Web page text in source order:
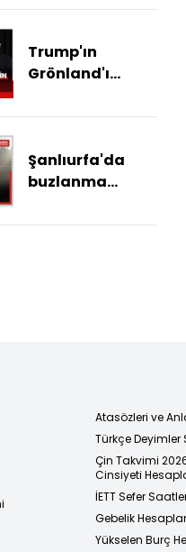
Trump'ın
Grönland'ı
görünmeyen
Şanlıurfa'da
buzlanma
zincirleme kaza:
Atasözleri ve
Türkçe Deyimler
Çin Takvimi
Cinsiyeti
İETT Sefer
Gebelik
Yükselen Burç